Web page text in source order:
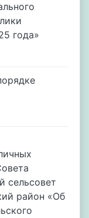
года»
сельсовет
район «Об